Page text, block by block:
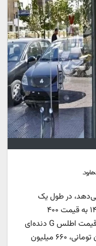
بود.
در طول یک
هفته گذشته پراید ۱۵۱ SE مدل ۱۴۰۴ به قیمت ۴۰۰
میلیون تومان فروخته شده است. قیمت اطلس G دنده‌ای
مدل ۱۴۰۴ هم با افزایش ۷۰ میلیون تومانی، ۶۶۰ میلیون